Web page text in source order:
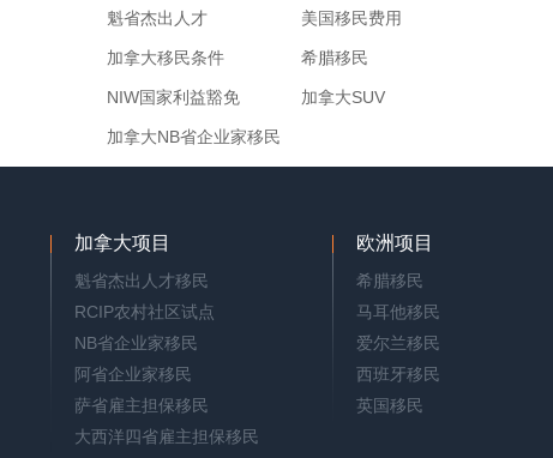
魁省杰出人才
加拿大移民条件
NIW国家利益豁免
加拿大NB省企业家移民
美国移民费用
希腊移民
加拿大SUV
加拿大项目
魁省杰出人才移民
RCIP农村社区试点
NB省企业家移民
阿省企业家移民
萨省雇主担保移民
大西洋四省雇主担保移民
欧洲项目
希腊移民
马耳他移民
爱尔兰移民
西班牙移民
英国移民